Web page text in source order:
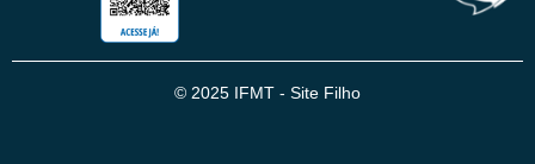
© 2025 IFMT - Site Filho